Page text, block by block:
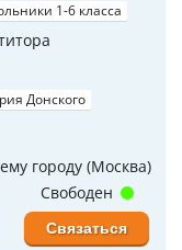
1-6 класса
Донского
городу (Москва)
Свободен
Связаться